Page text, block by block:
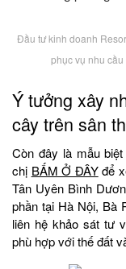
Đầu tư kinh doanh
phục vụ nhu
Ý tưởng xây
cây trên sân
Còn đây là mẫu
chị BẤM Ở ĐÂYđể
Tân Uyên Bình
phần tại Hà Nội, Bà
liên hệ khảo sát tư
phù hợp với thế đất